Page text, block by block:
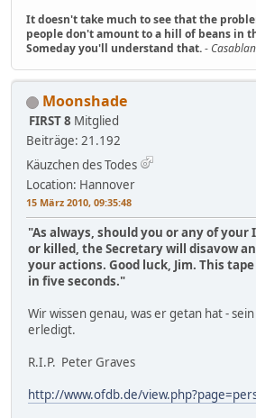
It doesn't take much to see that the
people don't amount to a hill of beans in
Someday you'll understand that.-
Moonshade
FIRST 8 Mitglied
Beiträge: 21.192
Käuzchen des Todes
Location: Hannover
15 März 2010, 09:35:48
"As always, should you or any of your
or killed, the Secretary will disavow
your actions. Good luck, Jim. This
in five seconds."
Wir wissen genau, was er getan hat -
erledigt.
R.I.P. Peter Graves
http://www.ofdb.de/